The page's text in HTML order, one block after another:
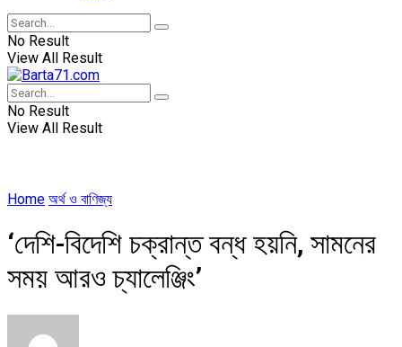
No Result
View All Result
No Result
View All Result
Home অর্থ ও বাণিজ্য
‘দেশি-বিদেশি চক্রান্ত বন্ধ হয়নি, সামনের
সময় আরও চ্যালেঞ্জিং’